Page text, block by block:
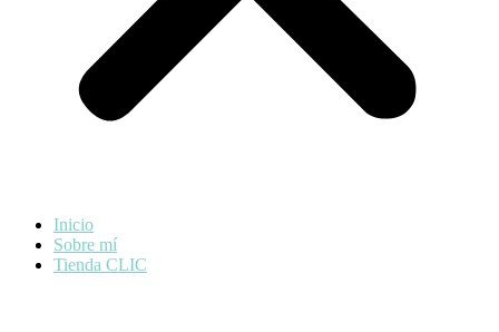
Inicio
Sobre mí
Tienda CLIC